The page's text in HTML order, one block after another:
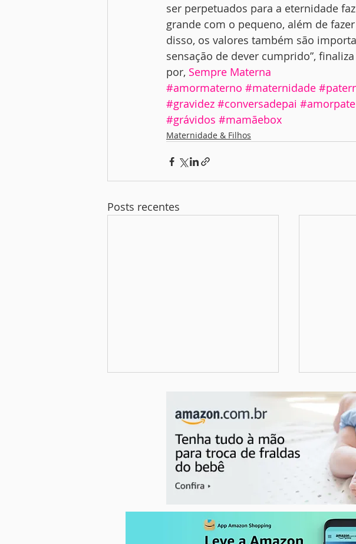
ser perpetuados para a eternidade
grande com o pequeno, além de
disso, os valores também são
sensação de dever cumprido”,
por, Sempre Materna
#amormaterno #maternidade
#gravidez #conversadepai
#grávidos #mamãebox
Maternidade & Filhos
Posts recentes
Seu mamilo rachou? Cuidados
Férias:
para as
a folga
forma